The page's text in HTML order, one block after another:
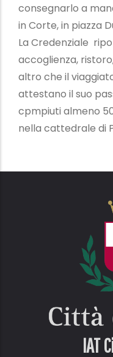
consegnarlo a
in Corte, in piazza
La Credenziale
accoglienza,
altro che il
attestano il suo
cpmpiuti almeno
nella cattedrale di
IAT